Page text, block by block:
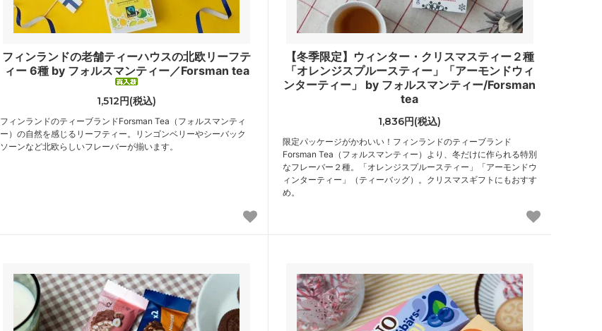
フィンランドの老舗ティーハウスの北欧リーフテ
ィー 6種 by フォルスマンティー／Forsman tea
1,512円(税込)
フィンランドのティーブランドForsman Tea（フォルスマンティ
ー）の自然を感じるリーフティー。リンゴンベリーやシーバック
ソーンなど北欧らしいフレーバーが揃います。
【冬季限定】ウィンター・クリスマスティー２種
「オレンジスプルースティー」「アーモンドウィ
ンターティー」 by フォルスマンティー/Forsman
tea
1,836円(税込)
限定パッケージがかわいい！フィンランドのティーブランド
Forsman Tea（フォルスマンティー）より、冬だけに作られる特別
なフレーバー２種。「オレンジスプルースティー」「アーモンドウ
ィンターティー」（ティーバッグ）。クリスマスギフトにもおすす
め。